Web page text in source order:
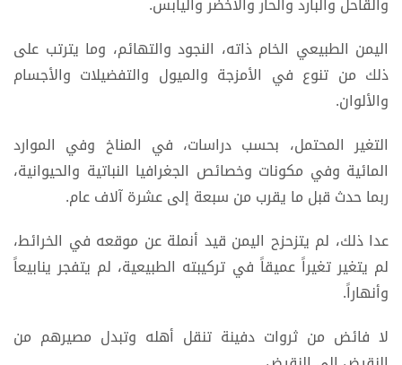
اليمن الطبيعي الخام ذاته، النجود والتهائم، وما يترتب على
ذلك من تنوع في الأمزجة والميول والتفضيلات والأجسام
والألوان.
التغير المحتمل، بحسب دراسات، في المناخ وفي الموارد
المائية وفي مكونات وخصائص الجغرافيا النباتية والحيوانية،
ربما حدث قبل ما يقرب من سبعة إلى عشرة آلاف عام.
عدا ذلك، لم يتزحزح اليمن قيد أنملة عن موقعه في الخرائط،
لم يتغير تغيراً عميقاً في تركيبته الطبيعية، لم يتفجر ينابيعاً
وأنهاراً.
لا فائض من ثروات دفينة تنقل أهله وتبدل مصيرهم من